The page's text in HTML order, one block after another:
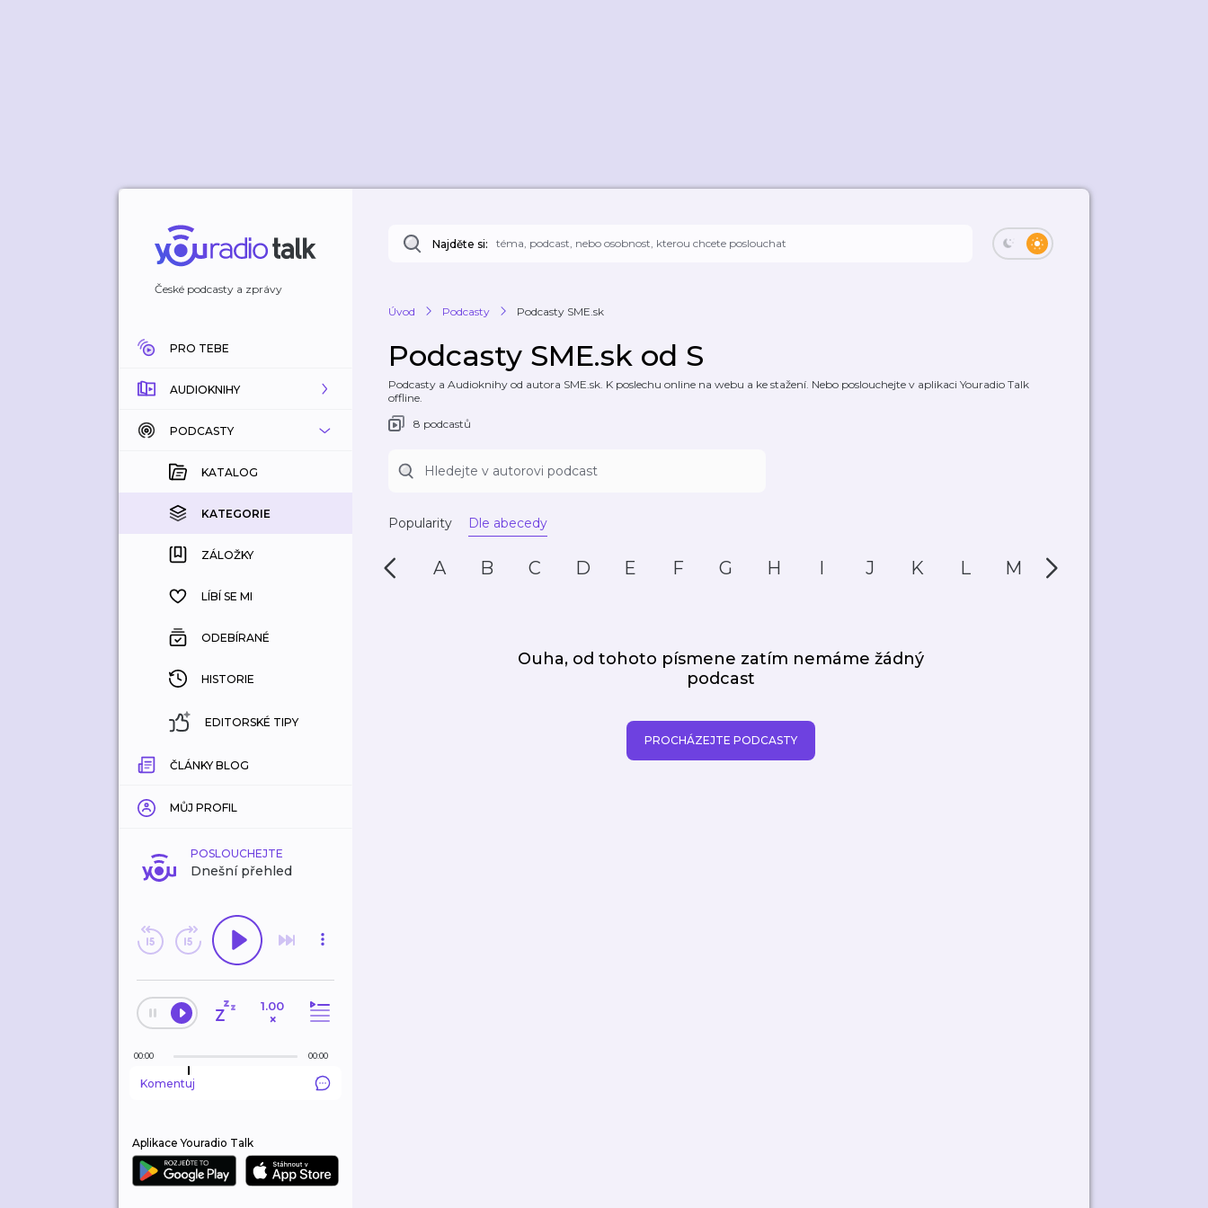
České podcasty a zprávy
PRO TEBE
AUDIOKNIHY
KATALOG
KOUPENÉ
KATEGORIE
ZÁLOŽKY
HISTORIE
PODCASTY
KATALOG
KATEGORIE
ZÁLOŽKY
LÍBÍ SE MI
ODEBÍRANÉ
HISTORIE
EDITORSKÉ TIPY
ČLÁNKY BLOG
MŮJ PROFIL
POSLOUCHEJTE
Dnešní přehled
1.00
×
00:00 00:00
Komentuj
Aplikace Youradio Talk
Najděte si:
Úvod Podcasty Podcasty SME.sk
Podcasty SME.sk od S
Podcasty a Audioknihy od autora SME.sk. K poslechu online na webu a ke stažení. Nebo poslouchejte v aplikaci Youradio Talk
offline.
8 podcastů
Popularity Dle abecedy
A B C D E F G H I J K L M N
Ouha, od tohoto písmene zatím nemáme žádný
podcast
PROCHÁZEJTE PODCASTY